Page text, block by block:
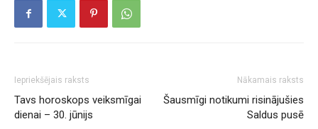
Iepriekšējais raksts
Tavs horoskops veiksmīgai
dienai – 30. jūnijs
Nākamais raksts
Šausmīgi notikumi risinājušies
Saldus pusē